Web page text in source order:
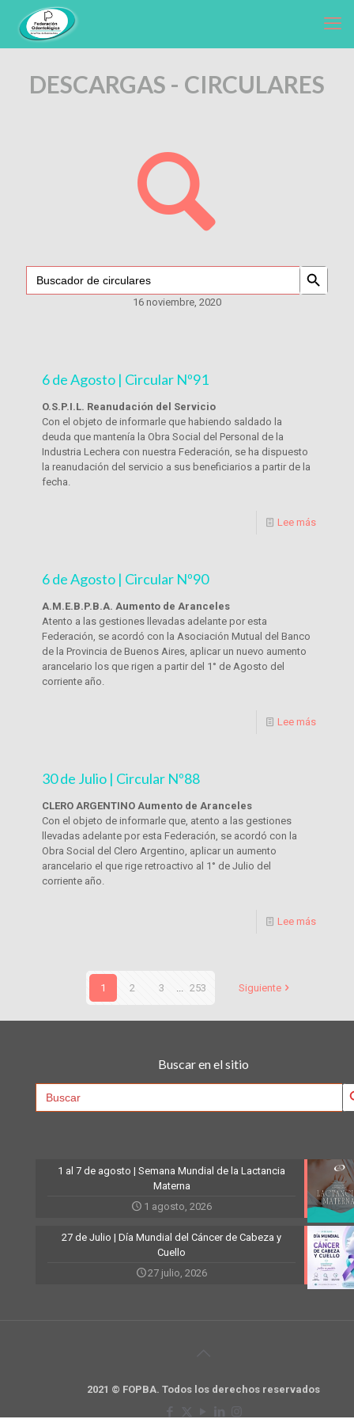
DESCARGAS - CIRCULARES
Search
Search Button
16 noviembre, 2020
6 de Agosto | Circular Nº91
O.S.P.I.L. Reanudación del Servicio
Con el objeto de informarle que habiendo saldado la
deuda que mantenía la Obra Social del Personal de la
Industria Lechera con nuestra Federación, se ha dispuesto
la reanudación del servicio a sus beneficiarios a partir de la
fecha.
Lee más
6 de Agosto | Circular Nº90
A.M.E.B.P.B.A. Aumento de Aranceles
Atento a las gestiones llevadas adelante por esta
Federación, se acordó con la Asociación Mutual del Banco
de la Provincia de Buenos Aires, aplicar un nuevo aumento
arancelario los que rigen a partir del 1° de Agosto del
corriente año.
Lee más
30 de Julio | Circular Nº88
CLERO ARGENTINO Aumento de Aranceles
Con el objeto de informarle que, atento a las gestiones
llevadas adelante por esta Federación, se acordó con la
Obra Social del Clero Argentino, aplicar un aumento
arancelario el que rige retroactivo al 1° de Julio del
corriente año.
Lee más
1 2 3 ... 253 Siguiente
Buscar en el sitio
Search
1 al 7 de agosto | Semana Mundial de la Lactancia
Materna
1 agosto, 2026
27 de Julio | Día Mundial del Cáncer de Cabeza y
Cuello
27 julio, 2026
2021 © FOPBA. Todos los derechos reservados